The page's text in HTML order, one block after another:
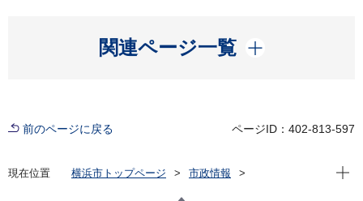
関連ページ一覧
開く
前のページに戻る ページID：402-813-597
現在位置 横浜市トップページ
市政情報
現在